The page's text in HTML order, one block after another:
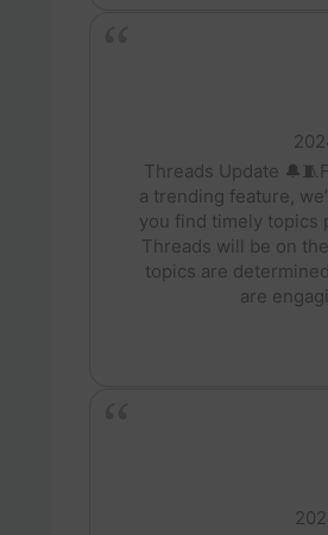
Threads Update
a trending feature,
you find timely topics
Threads will be on
topics are
are